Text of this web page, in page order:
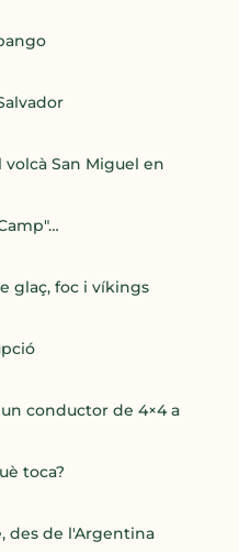
volcà San Miguel en
glaç, foc i víkings
conductor de 4×4 a
toca?
des de l'Argentina